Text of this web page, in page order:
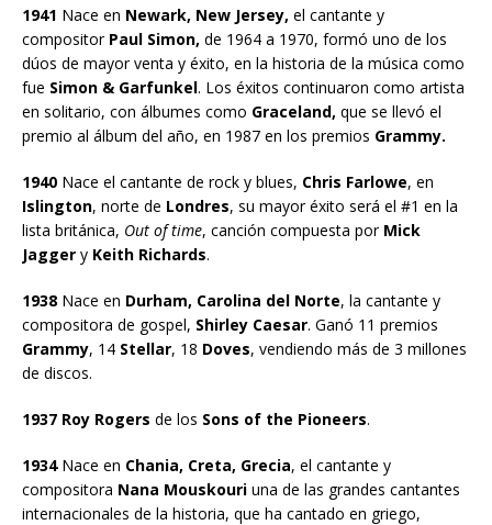
1941 Nace en Newark, New Jersey, el cantante y
compositorPaul Simon, de 1964 a 1970, formó uno de los
dúos de mayor venta y éxito, en la historia de la música como
fue Simon & Garfunkel. Los éxitos continuaron como artista
en solitario, con álbumes como Graceland, que se llevó el
premio al álbum del año, en 1987 en los premios Grammy.
1940 Nace el cantante de rock y blues, Chris Farlowe, en
Islington, norte de Londres, su mayor éxito será el #1 en la
lista británica, Out of time, canción compuesta por Mick
Jagger y Keith Richards.
1938 Nace en Durham, Carolina del Norte, la cantante y
compositora de gospel, Shirley Caesar. Ganó 11 premios
Grammy, 14 Stellar, 18 Doves, vendiendo más de 3 millones
de discos.
1937 Roy Rogers de los Sons of the Pioneers.
1934Nace en Chania, Creta, Grecia, el cantante y
compositora Nana Mouskouri una de las grandes cantantes
internacionales de la historia, que ha cantado en griego,